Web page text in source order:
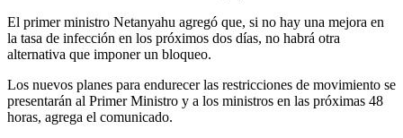
El primer ministro Netanyahu agregó que, si no hay una mejora en
la tasa de infección en los próximos dos días, no habrá otra
alternativa que imponer un bloqueo.
Los nuevos planes para endurecer las restricciones de movimiento se
presentarán al Primer Ministro y a los ministros en las próximas 48
horas, agrega el comunicado.